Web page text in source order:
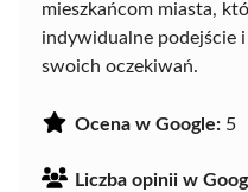
mieszkańcom miasta,
indywidualne podejście
swoich oczekiwań.
Ocena w Google: 5
Liczba opinii w